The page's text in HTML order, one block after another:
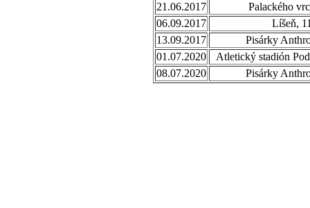
21.06.2017
Palackého
06.09.2017
Líšeň,
13.09.2017
Pisárky
01.07.2020
Atletický stadión
08.07.2020
Pisárky